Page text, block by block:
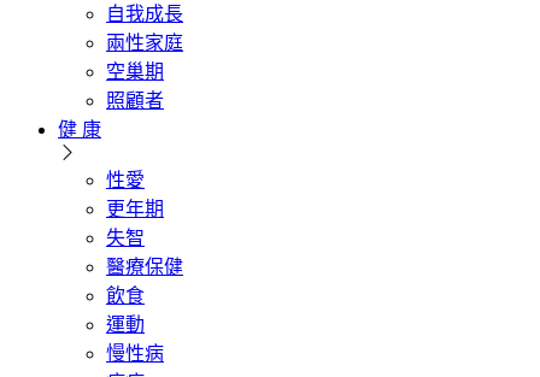
自我成長
兩性家庭
空巢期
照顧者
健 康
性愛
更年期
失智
醫療保健
飲食
運動
慢性病